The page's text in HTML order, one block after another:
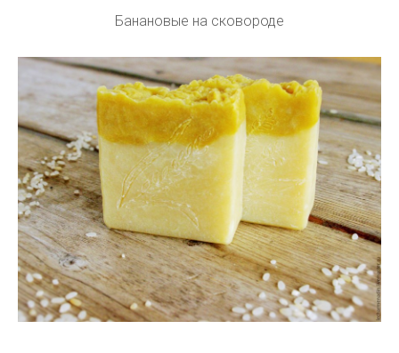
Банановые на сковороде